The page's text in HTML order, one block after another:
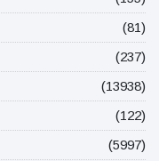
(81)
(237)
(13938)
(122)
(5997)